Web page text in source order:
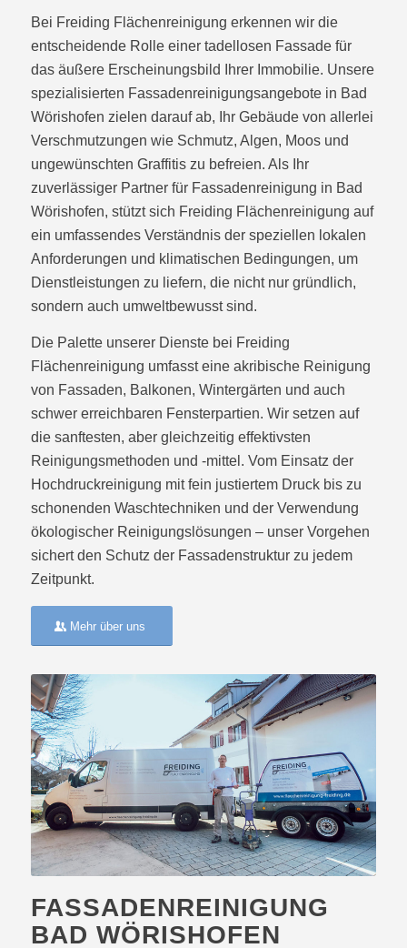
Bei Freiding Flächenreinigung erkennen wir die
entscheidende Rolle einer tadellosen Fassade für
das äußere Erscheinungsbild Ihrer Immobilie. Unsere
spezialisierten Fassadenreinigungsangebote in Bad
Wörishofen zielen darauf ab, Ihr Gebäude von allerlei
Verschmutzungen wie Schmutz, Algen, Moos und
ungewünschten Graffitis zu befreien. Als Ihr
zuverlässiger Partner für Fassadenreinigung in Bad
Wörishofen, stützt sich Freiding Flächenreinigung auf
ein umfassendes Verständnis der speziellen lokalen
Anforderungen und klimatischen Bedingungen, um
Dienstleistungen zu liefern, die nicht nur gründlich,
sondern auch umweltbewusst sind.
Die Palette unserer Dienste bei Freiding
Flächenreinigung umfasst eine akribische Reinigung
von Fassaden, Balkonen, Wintergärten und auch
schwer erreichbaren Fensterpartien. Wir setzen auf
die sanftesten, aber gleichzeitig effektivsten
Reinigungsmethoden und -mittel. Vom Einsatz der
Hochdruckreinigung mit fein justiertem Druck bis zu
schonenden Waschtechniken und der Verwendung
ökologischer Reinigungslösungen – unser Vorgehen
sichert den Schutz der Fassadenstruktur zu jedem
Zeitpunkt.
Mehr über uns
FASSADENREINIGUNG
BAD WÖRISHOFEN